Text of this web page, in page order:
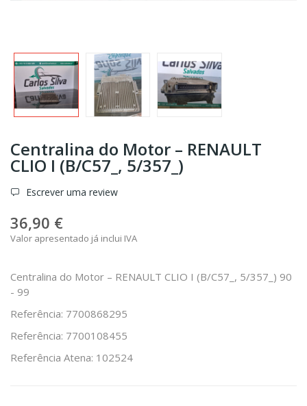
Centralina do Motor – RENAULT
CLIO I (B/C57_, 5/357_)
Escrever uma review
36,90 €
Valor apresentado já inclui IVA
Centralina do Motor – RENAULT CLIO I (B/C57_, 5/357_) 90
- 99
Referência: 7700868295
Referência: 7700108455
Referência Atena: 102524